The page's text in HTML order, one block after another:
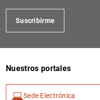
Suscribirme
Nuestros portales
Sede Electrónica